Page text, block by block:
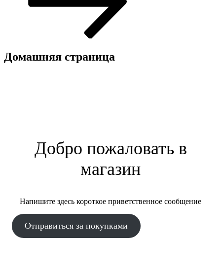
Домашняя страница
Добро пожаловать в
магазин
Напишите здесь короткое приветственное сообщение
Отправиться за покупками